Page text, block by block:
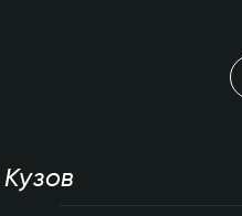
Кузов